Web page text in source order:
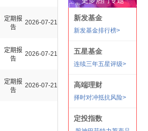
定期报
告
2026-07-21
定期报
告
2026-07-21
定期报
告
2026-07-21